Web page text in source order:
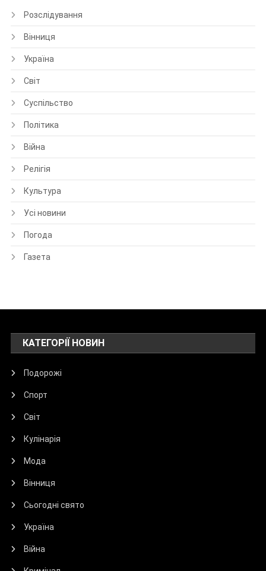
Розслідування
Вінниця
Україна
Світ
Суспільство
Політика
Війна
Релігія
Культура
Усі новини
Погода
Газета
КАТЕГОРІЇ НОВИН
Подорожі
Спорт
Світ
Кулінарія
Мода
Вінниця
Сьогодні свято
Україна
Війна